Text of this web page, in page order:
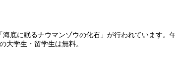
底に眠るナウマンゾウの化石」が行われています
大学生・留学生は無料。